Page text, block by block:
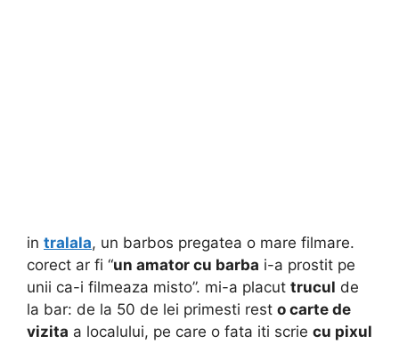
in tralala, un barbos pregatea o mare filmare.
corect ar fi “un amator cu barba i-a prostit pe
unii ca-i filmeaza misto”. mi-a placut trucul de
la bar: de la 50 de lei primesti rest o carte de
vizita a localului, pe care o fata iti scrie cu pixul